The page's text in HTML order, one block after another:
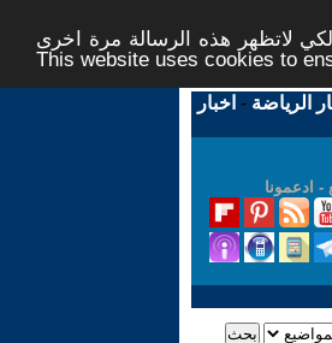
لاتظهر هذه الرسالة مرة اخرى -
This website uses cookies to
الرياضة - اخبار
- ادعمونا